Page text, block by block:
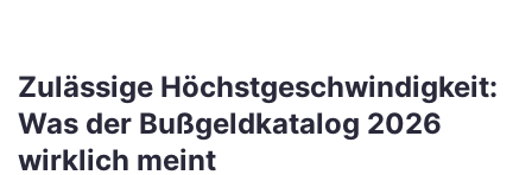
Zulässige Höchstgeschwindigkeit:
Was der Bußgeldkatalog 2026
wirklich meint